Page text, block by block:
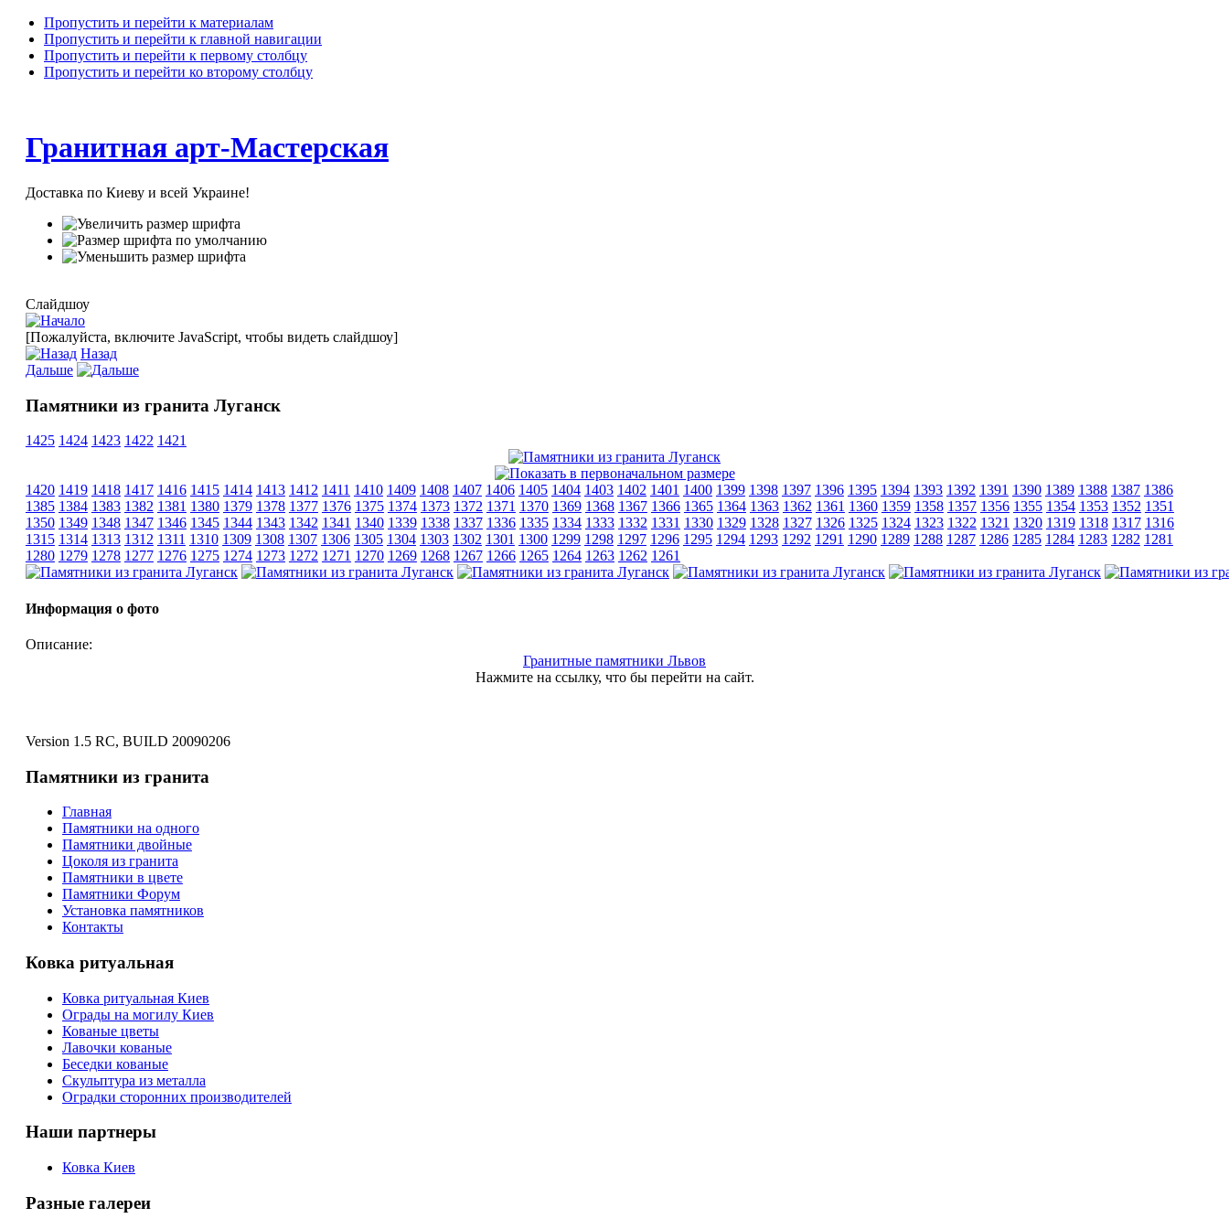
Пропустить и перейти к материалам
Пропустить и перейти к главной навигации
Пропустить и перейти к первому столбцу
Пропустить и перейти ко второму столбцу
Гранитная арт-Мастерская
Доставка по Киеву и всей Украине!
Слайдшоу
[Пожалуйста, включите JavaScript, чтобы видеть слайдшоу]
Назад
Дальше
Памятники из гранита Луганск
1425 1424 1423 1422 1421
1420 1419 1418 1417 1416 1415 1414 1413 1412 1411 1410 1409 1408 1407 1406 1405 1404 1403 1402 1401 1400 1399 1398 1397 1396 1395 1394 1393 1392 1391 1390 1389 1388 1387 1386
1385 1384 1383 1382 1381 1380 1379 1378 1377 1376 1375 1374 1373 1372 1371 1370 1369 1368 1367 1366 1365 1364 1363 1362 1361 1360 1359 1358 1357 1356 1355 1354 1353 1352 1351
1350 1349 1348 1347 1346 1345 1344 1343 1342 1341 1340 1339 1338 1337 1336 1335 1334 1333 1332 1331 1330 1329 1328 1327 1326 1325 1324 1323 1322 1321 1320 1319 1318 1317 1316
1315 1314 1313 1312 1311 1310 1309 1308 1307 1306 1305 1304 1303 1302 1301 1300 1299 1298 1297 1296 1295 1294 1293 1292 1291 1290 1289 1288 1287 1286 1285 1284 1283 1282 1281
1280 1279 1278 1277 1276 1275 1274 1273 1272 1271 1270 1269 1268 1267 1266 1265 1264 1263 1262 1261
Информация о фото
Описание:
Гранитные памятники Львов
Нажмите на ссылку, что бы перейти на сайт.
Version 1.5 RC, BUILD 20090206
Памятники из гранита
Главная
Памятники на одного
Памятники двойные
Цоколя из гранита
Памятники в цвете
Памятники Форум
Установка памятников
Контакты
Ковка ритуальная
Ковка ритуальная Киев
Ограды на могилу Киев
Кованые цветы
Лавочки кованые
Беседки кованые
Скульптура из металла
Оградки сторонних производителей
Наши партнеры
Ковка Киев
Разные галереи